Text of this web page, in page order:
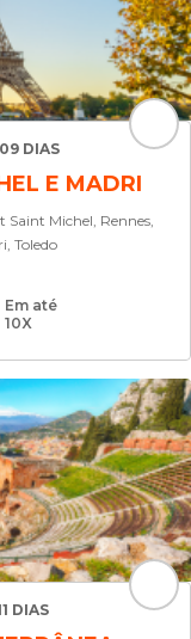
DIAS
E MADRI
Saint Michel, Rennes,
Toledo
Em até
10X
DIAS